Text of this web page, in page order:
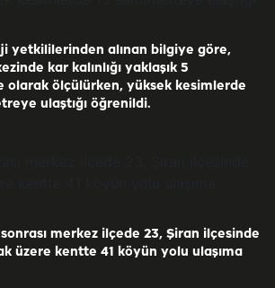
yetkililerinden alınan bilgiye göre,
kar kalınlığı yaklaşık 5
olarak ölçülürken, yüksek kesimlerde
ulaştığı öğrenildi.
sonrası merkez ilçede 23, Şiran ilçesinde
üzere kentte 41 köyün yolu ulaşıma